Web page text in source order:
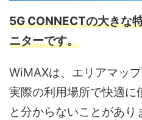
5G CONNECTの大きな
ニターです。
WiMAXは、エリアマッ
実際の利用場所で快適に
と分からないことがあり